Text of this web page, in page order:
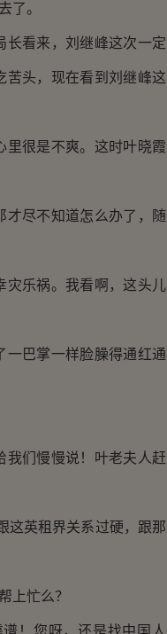
了。
看来，刘继峰这次一定
苦头，现在看到刘继峰这
很是不爽。这时叶晓霞
尽不知道怎么办了，随
乐祸。我看啊，这头儿
巴掌一样脸臊得通红通
们慢慢说！叶老夫人赶
英租界关系过硬，跟那
上忙么？
！您呀，还是找中国人